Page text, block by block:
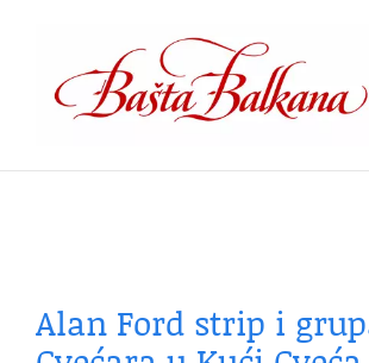
content
Alan Ford strip i